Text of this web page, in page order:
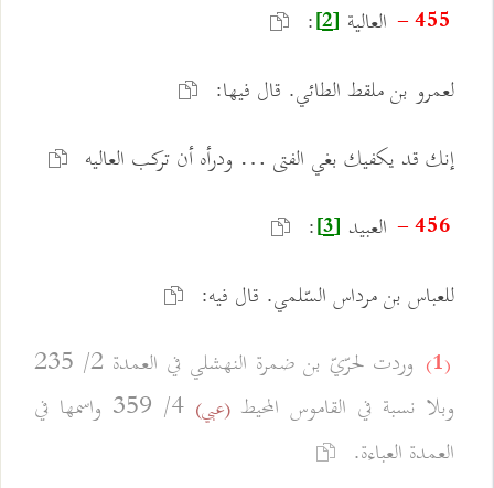
455 - العالية [2]
:
لعمرو بن ملقط الطائي. قال فيها:
إنك قد يكفيك بغي الفتى … ودرأه أن تركب العاليه
456 - العبيد [3]
:
للعباس بن مرداس السّلمي. قال فيه:
(1)
وردت لحرّيّ بن ضمرة النهشلي في العمدة 2/ 235
وبلا نسبة في القاموس المحيط(عبي)
4/ 359 واسمها في
العمدة العباءة.